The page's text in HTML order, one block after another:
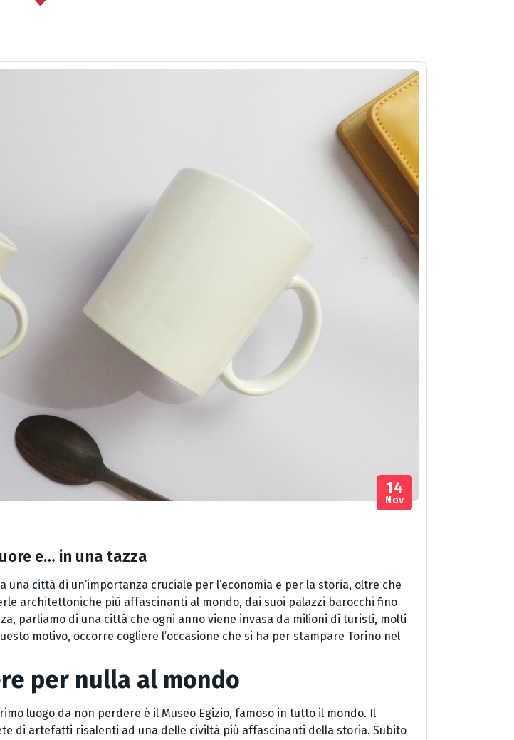
14
Nov
e… in una tazza
città di un’importanza cruciale per l’economia e per la storia, oltre che
architettoniche più affascinanti al mondo, dai suoi palazzi barocchi fino
parliamo di una città che ogni anno viene invasa da milioni di turisti, molti
motivo, occorre cogliere l’occasione che si ha per stampare Torino nel
per nulla al mondo
luogo da non perdere è il Museo Egizio, famoso in tutto il mondo. Il
di artefatti risalenti ad una delle civiltà più affascinanti della storia. Subito